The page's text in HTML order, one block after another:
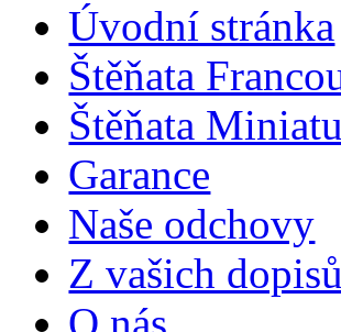
Úvodní stránka
Štěňata
Štěňata
Garance
Naše odchovy
Z vašich dopisů
O nás